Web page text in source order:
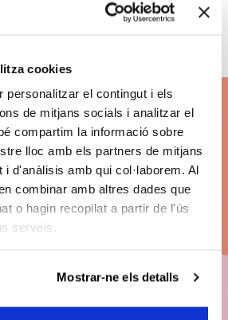
cookies
personalitzar el contingut i els
de mitjans socials i analitzar el
compartim la informació sobre
lloc amb els partners de mitjans
d'anàlisis amb qui col·laborem. Al
combinar amb altres dades que
o hagin recopilat a partir de l'ús
serveis.
Mostrar-ne els detalls
BCN
26/27
de les entradas.